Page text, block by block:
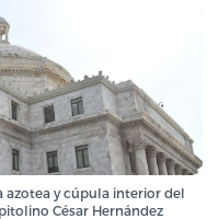
azotea y cúpula interior del
César Hernández